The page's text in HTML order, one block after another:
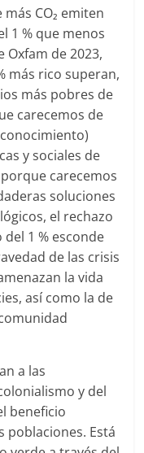
CO₂ emiten
1 % que menos
de 2023,
más rico superan,
más pobres de
carecemos de
y sociales de
carecemos
soluciones
el rechazo
1 % esconde
de las crisis
la vida
así como la de
a las
y del
beneficio
poblaciones. Está